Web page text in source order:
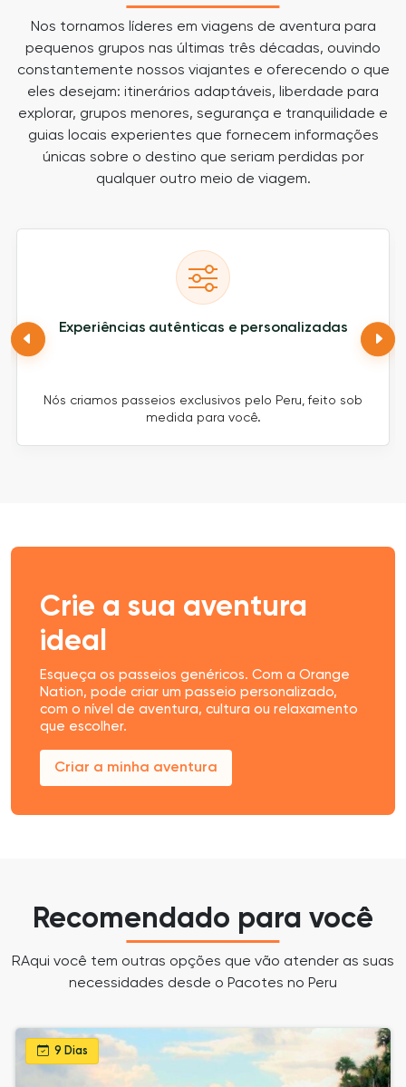
Nos tornamos líderes em viagens de aventura para
pequenos grupos nas últimas três décadas, ouvindo
constantemente nossos viajantes e oferecendo o que
eles desejam: itinerários adaptáveis, liberdade para
explorar, grupos menores, segurança e tranquilidade e
guias locais experientes que fornecem informações
únicas sobre o destino que seriam perdidas por
qualquer outro meio de viagem.
Experiências autênticas e personalizadas
Nós criamos passeios exclusivos pelo Peru, feito sob
medida para você.
Crie a sua aventura
ideal
Esqueça os passeios genéricos. Com a Orange
Nation, pode criar um passeio personalizado,
com o nível de aventura, cultura ou relaxamento
que escolher.
Criar a minha aventura
Recomendado para você
RAqui você tem outras opções que vão atender as suas
necessidades desde o Pacotes no Peru
9 Dias